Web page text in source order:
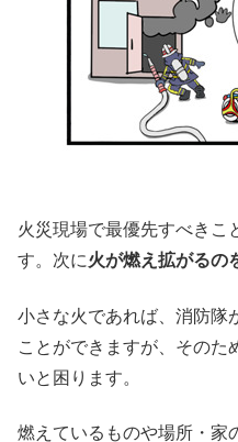
火災現場で最優先すべきこ
す。次に火が燃え拡がるの
小さな火であれば、消防隊
ことができますが、そのた
いと困ります。
燃えているものや場所・家